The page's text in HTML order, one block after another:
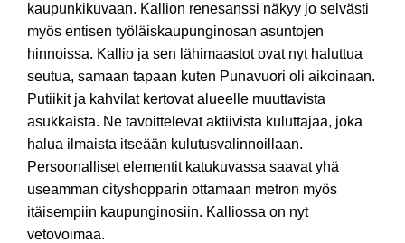
kaupunkikuvaan. Kallion renesanssi näkyy jo selvästi
myös entisen työläiskaupunginosan asuntojen
hinnoissa. Kallio ja sen lähimaastot ovat nyt haluttua
seutua, samaan tapaan kuten Punavuori oli aikoinaan.
Putiikit ja kahvilat kertovat alueelle muuttavista
asukkaista. Ne tavoittelevat aktiivista kuluttajaa, joka
halua ilmaista itseään kulutusvalinnoillaan.
Persoonalliset elementit katukuvassa saavat yhä
useamman cityshopparin ottamaan metron myös
itäisempiin kaupunginosiin. Kalliossa on nyt
vetovoimaa.